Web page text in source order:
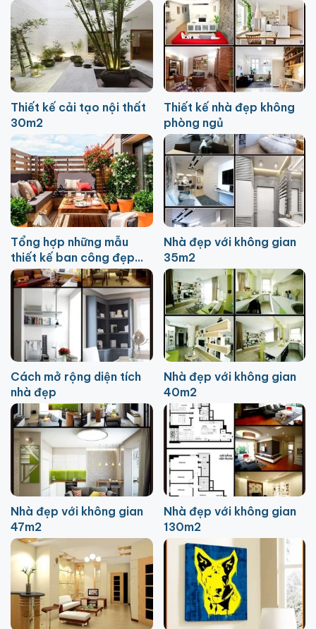
Thiết kế cải tạo nội thất
30m2
Thiết kế nhà đẹp không
phòng ngủ
Tổng hợp những mẫu
thiết kế ban công đẹp
mới nhất 2026
Nhà đẹp với không gian
35m2
Cách mở rộng diện tích
nhà đẹp
Nhà đẹp với không gian
40m2
Nhà đẹp với không gian
47m2
Nhà đẹp với không gian
130m2